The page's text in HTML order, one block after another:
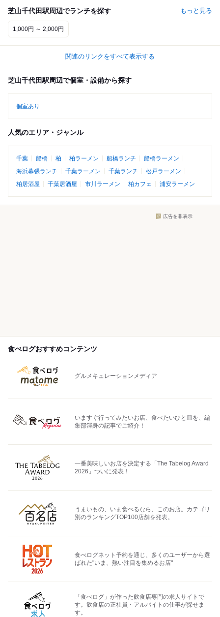
芝山千代田駅周辺でランチを探す もっと見る
1,000円 ～ 2,000円
関連のリンクをすべて表示する
芝山千代田駅周辺で個室・設備から探す
個室あり
人気のエリア・ジャンル
千葉 船橋 柏 柏ラーメン 船橋ランチ
船橋ラーメン
海浜幕張ランチ
千葉ラーメン 千葉ランチ
松戸ラーメン
柏居酒屋
千葉居酒屋 市川ラーメン 柏カフェ 浦安ラーメン
広告を非表示
食べログおすすめコンテンツ
グルメキュレーションメディア
いますぐ行ってみたいお店、食べたいひと皿を、編
集部渾身の記事でご紹介！
一番美味しいお店を決定する「The Tabelog Award
2026」ついに発表！
うまいもの、いま食べるなら、このお店。カテゴリ
別のランキングTOP100店舗を発表。
食べログネット予約を通じ、多くのユーザーから選
ばれた"いま、熱い注目を集めるお店"
「食べログ」が作った飲食店専門の求人サイトで
す。飲食店の正社員・アルバイトの仕事が探せま
す。